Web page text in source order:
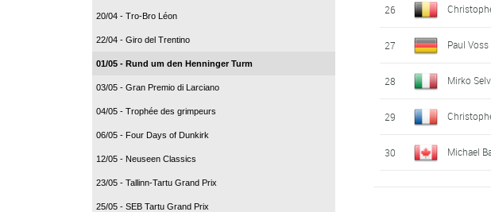
20/04 - Tro-Bro Léon
22/04 - Giro del Trentino
01/05 - Rund um den Henninger Turm
03/05 - Gran Premio di Larciano
04/05 - Trophée des grimpeurs
06/05 - Four Days of Dunkirk
12/05 - Neuseen Classics
23/05 - Tallinn-Tartu Grand Prix
25/05 - SEB Tartu Grand Prix
26
27 Paul Voss
28 Mirko
29
30 Michael